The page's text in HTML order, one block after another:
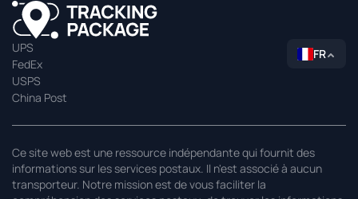
UPS
FedEx
USPS
China Post
FR
Ce site web est une ressource indépendante qui fournit des
informations sur les services postaux. Il n'est associé à aucun
transporteur. Notre mission est de vous faciliter la